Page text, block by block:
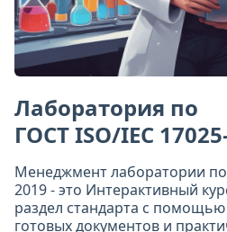
Лаборатория по
ГОСТ ISO/IEC
Менеджмент лаборатории по
2019 - это Интерактивный
раздел стандарта с помощью
готовых документов и